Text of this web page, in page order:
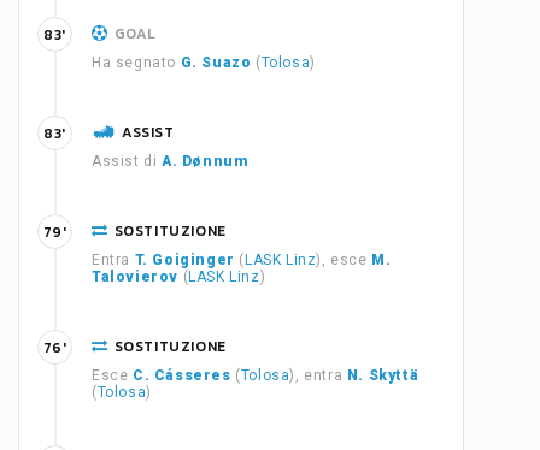
GOAL
Ha segnato G. Suazo (Tolosa)
83'
ASSIST
Assist di A. Dønnum
83'
SOSTITUZIONE
Entra T. Goiginger ( LASK Linz), esce M.
Talovierov ( LASK Linz)
79'
SOSTITUZIONE
Esce C. Cásseres (Tolosa), entra N. Skyttä
(Tolosa)
76'